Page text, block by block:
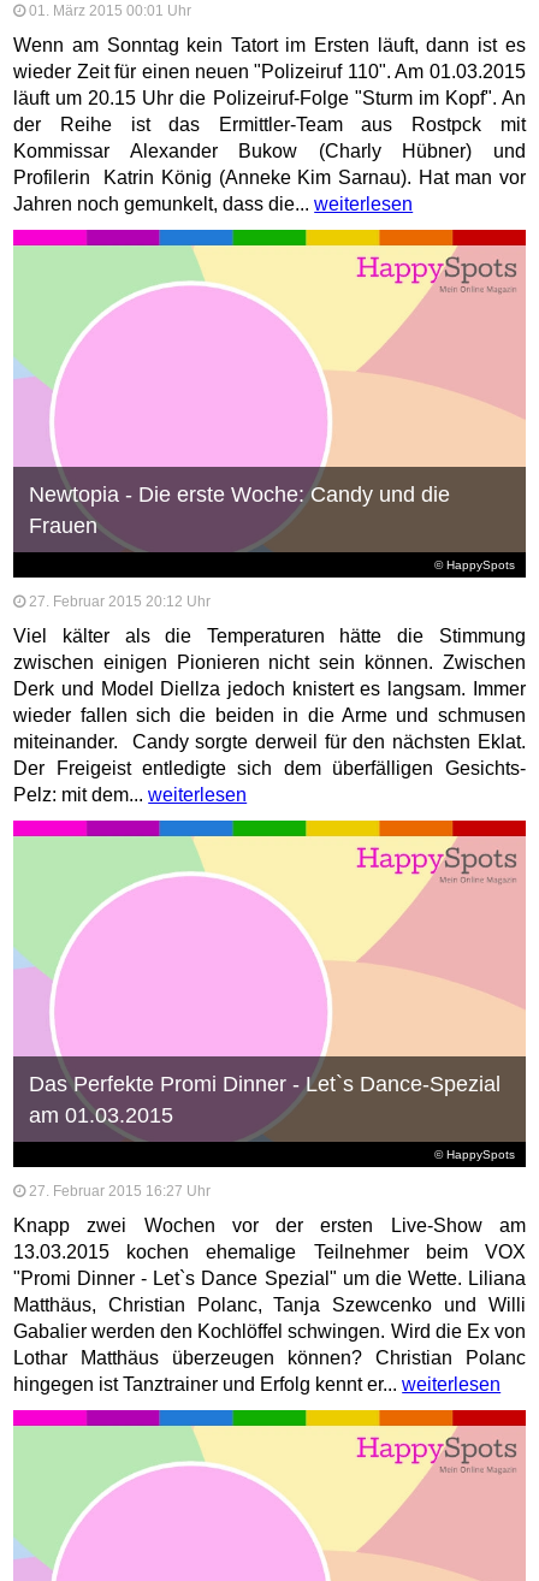
01. März 2015 00:01 Uhr
Wenn am Sonntag kein Tatort im Ersten läuft, dann ist es
wieder Zeit für einen neuen "Polizeiruf 110". Am 01.03.2015
läuft um 20.15 Uhr die Polizeiruf-Folge "Sturm im Kopf". An
der Reihe ist das Ermittler-Team aus Rostpck mit
Kommissar Alexander Bukow (Charly Hübner) und
Profilerin Katrin König (Anneke Kim Sarnau). Hat man vor
Jahren noch gemunkelt, dass die...weiterlesen
© HappySpots
Newtopia - Die erste Woche: Candy und die
Frauen
27. Februar 2015 20:12 Uhr
Viel kälter als die Temperaturen hätte die Stimmung
zwischen einigen Pionieren nicht sein können. Zwischen
Derk und Model Diellza jedoch knistert es langsam. Immer
wieder fallen sich die beiden in die Arme und schmusen
miteinander. Candy sorgte derweil für den nächsten Eklat.
Der Freigeist entledigte sich dem überfälligen Gesichts-
Pelz: mit dem...weiterlesen
© HappySpots
Das Perfekte Promi Dinner - Let`s Dance-Spezial
am 01.03.2015
27. Februar 2015 16:27 Uhr
Knapp zwei Wochen vor der ersten Live-Show am
13.03.2015 kochen ehemalige Teilnehmer beim VOX
"Promi Dinner - Let`s Dance Spezial" um die Wette. Liliana
Matthäus, Christian Polanc, Tanja Szewcenko und Willi
Gabalier werden den Kochlöffel schwingen. Wird die Ex von
Lothar Matthäus überzeugen können? Christian Polanc
hingegen ist Tanztrainer und Erfolg kennt er...weiterlesen